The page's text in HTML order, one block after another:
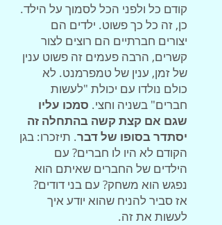
קודם כל ולפני הכל לסמוך על הילד.
כן, זה כל כך פשוט. ילדים הם
יצורים חברתיים הם רוצים לצור
קשרים, הרבה פעמים זה פשוט ענין
של זמן, ענין של טמפרמנט. לא
כולם נולדו עם יכולת "לעשות
חברים" בשניה וחצי. סמכו עליו
שגם אם קצת קשה בהתחלה זה
יסתדר בסופו של דבר. תיזכרו: בגן
הקודם לא היו לו חברים? עם
הילדים של החברים שאיתם הוא
נפגש הוא משחק? עם בני דודים?
אז סביר להניח שהוא יודע איך
לעשות את זה.